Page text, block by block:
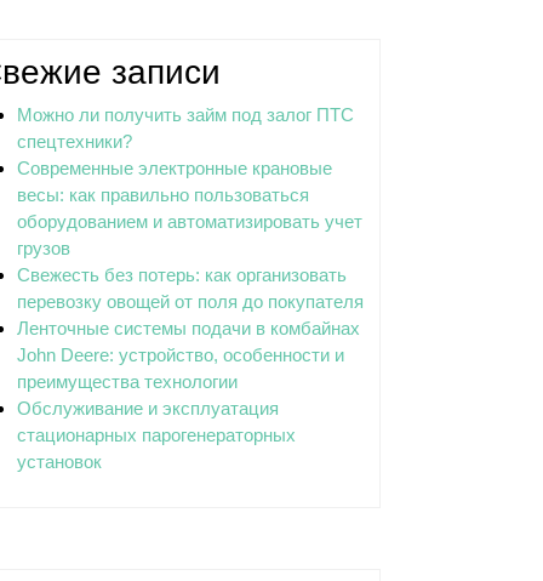
записи
Можно ли получить займ под залог ПТС
спецтехники?
Современные электронные крановые
весы: как правильно пользоваться
оборудованием и автоматизировать учет
грузов
Свежесть без потерь: как организовать
перевозку овощей от поля до покупателя
Ленточные системы подачи в комбайнах
John Deere: устройство, особенности и
преимущества технологии
Обслуживание и эксплуатация
стационарных парогенераторных
установок